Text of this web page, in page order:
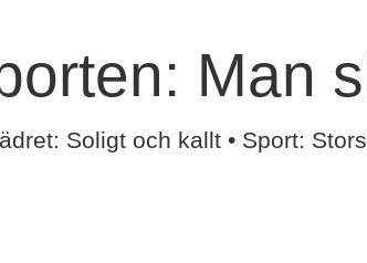
Man
Soligt och kallt • Sport: